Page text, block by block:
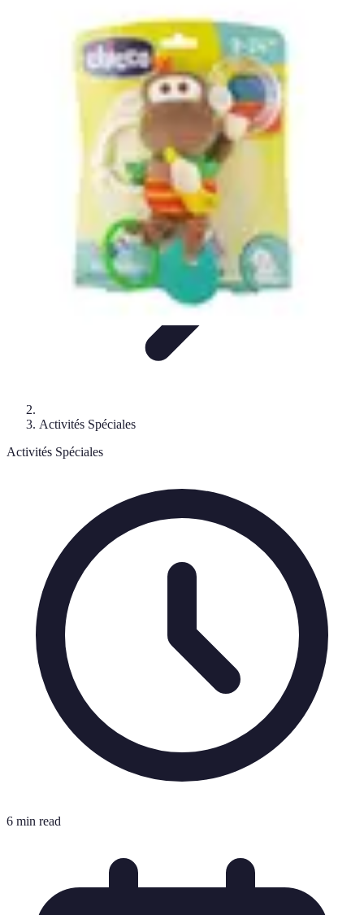
Articles par activitéYogaInformatifConseils PratiquesSports
Best Sport Activities
Activités Spéciales
Activités Spéciales
6 min read